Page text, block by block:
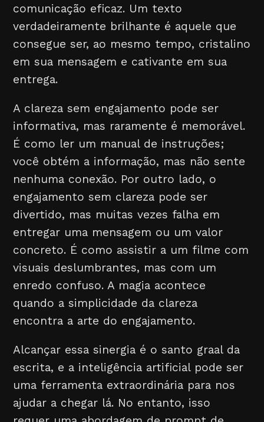
comunicação eficaz. Um texto
verdadeiramente brilhante é aquele que
consegue ser, ao mesmo tempo, cristalino
em sua mensagem e cativante em sua
entrega.
A clareza sem engajamento pode ser
informativa, mas raramente é memorável.
É como ler um manual de instruções;
você obtém a informação, mas não sente
nenhuma conexão. Por outro lado, o
engajamento sem clareza pode ser
divertido, mas muitas vezes falha em
entregar uma mensagem ou um valor
concreto. É como assistir a um filme com
visuais deslumbrantes, mas com um
enredo confuso. A magia acontece
quando a simplicidade da clareza
encontra a arte do engajamento.
Alcançar essa sinergia é o santo graal da
escrita, e a inteligência artificial pode ser
uma ferramenta extraordinária para nos
ajudar a chegar lá. No entanto, isso